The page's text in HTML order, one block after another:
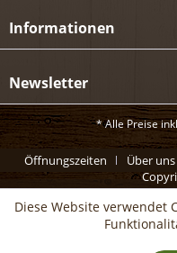
Informationen
Newsletter
* Alle Preise
Öffnungszeiten Über uns
Diese Website verwendet